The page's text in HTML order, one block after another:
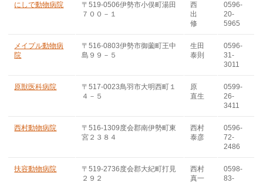
にしで動物病院
〒519-0506伊勢市小俣町湯田
７００－１
西
出
修
0596-
20-
5965
メイプル動物病
院
〒516-0803伊勢市御薗町王中
島９９－５
生田
泰則
0596-
31-
3011
原獣医科病院
〒517-0023鳥羽市大明西町１
４－５
原
直生
0599-
26-
3411
西村動物病院
〒516-1309度会郡南伊勢町東
宮２３８４
西村
泰彦
0596-
72-
2486
扶容動物病院
〒519-2736度会郡大紀町打見
２９２
西村
真一
0598-
83-